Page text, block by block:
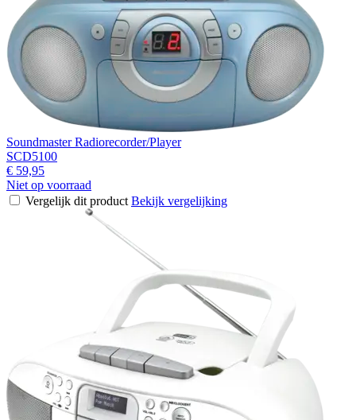
Soundmaster Radiorecorder/Player
SCD5100
€ 59,95
Niet op voorraad
Vergelijk dit product Bekijk vergelijking